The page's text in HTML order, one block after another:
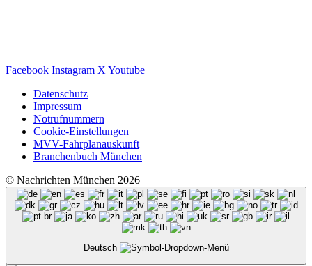
Facebook Instagram X Youtube
Datenschutz
Impressum
Notrufnummern
Cookie-Einstellungen
MVV-Fahrplanauskunft
Branchenbuch München
© Nachrichten München 2026
Deutsch